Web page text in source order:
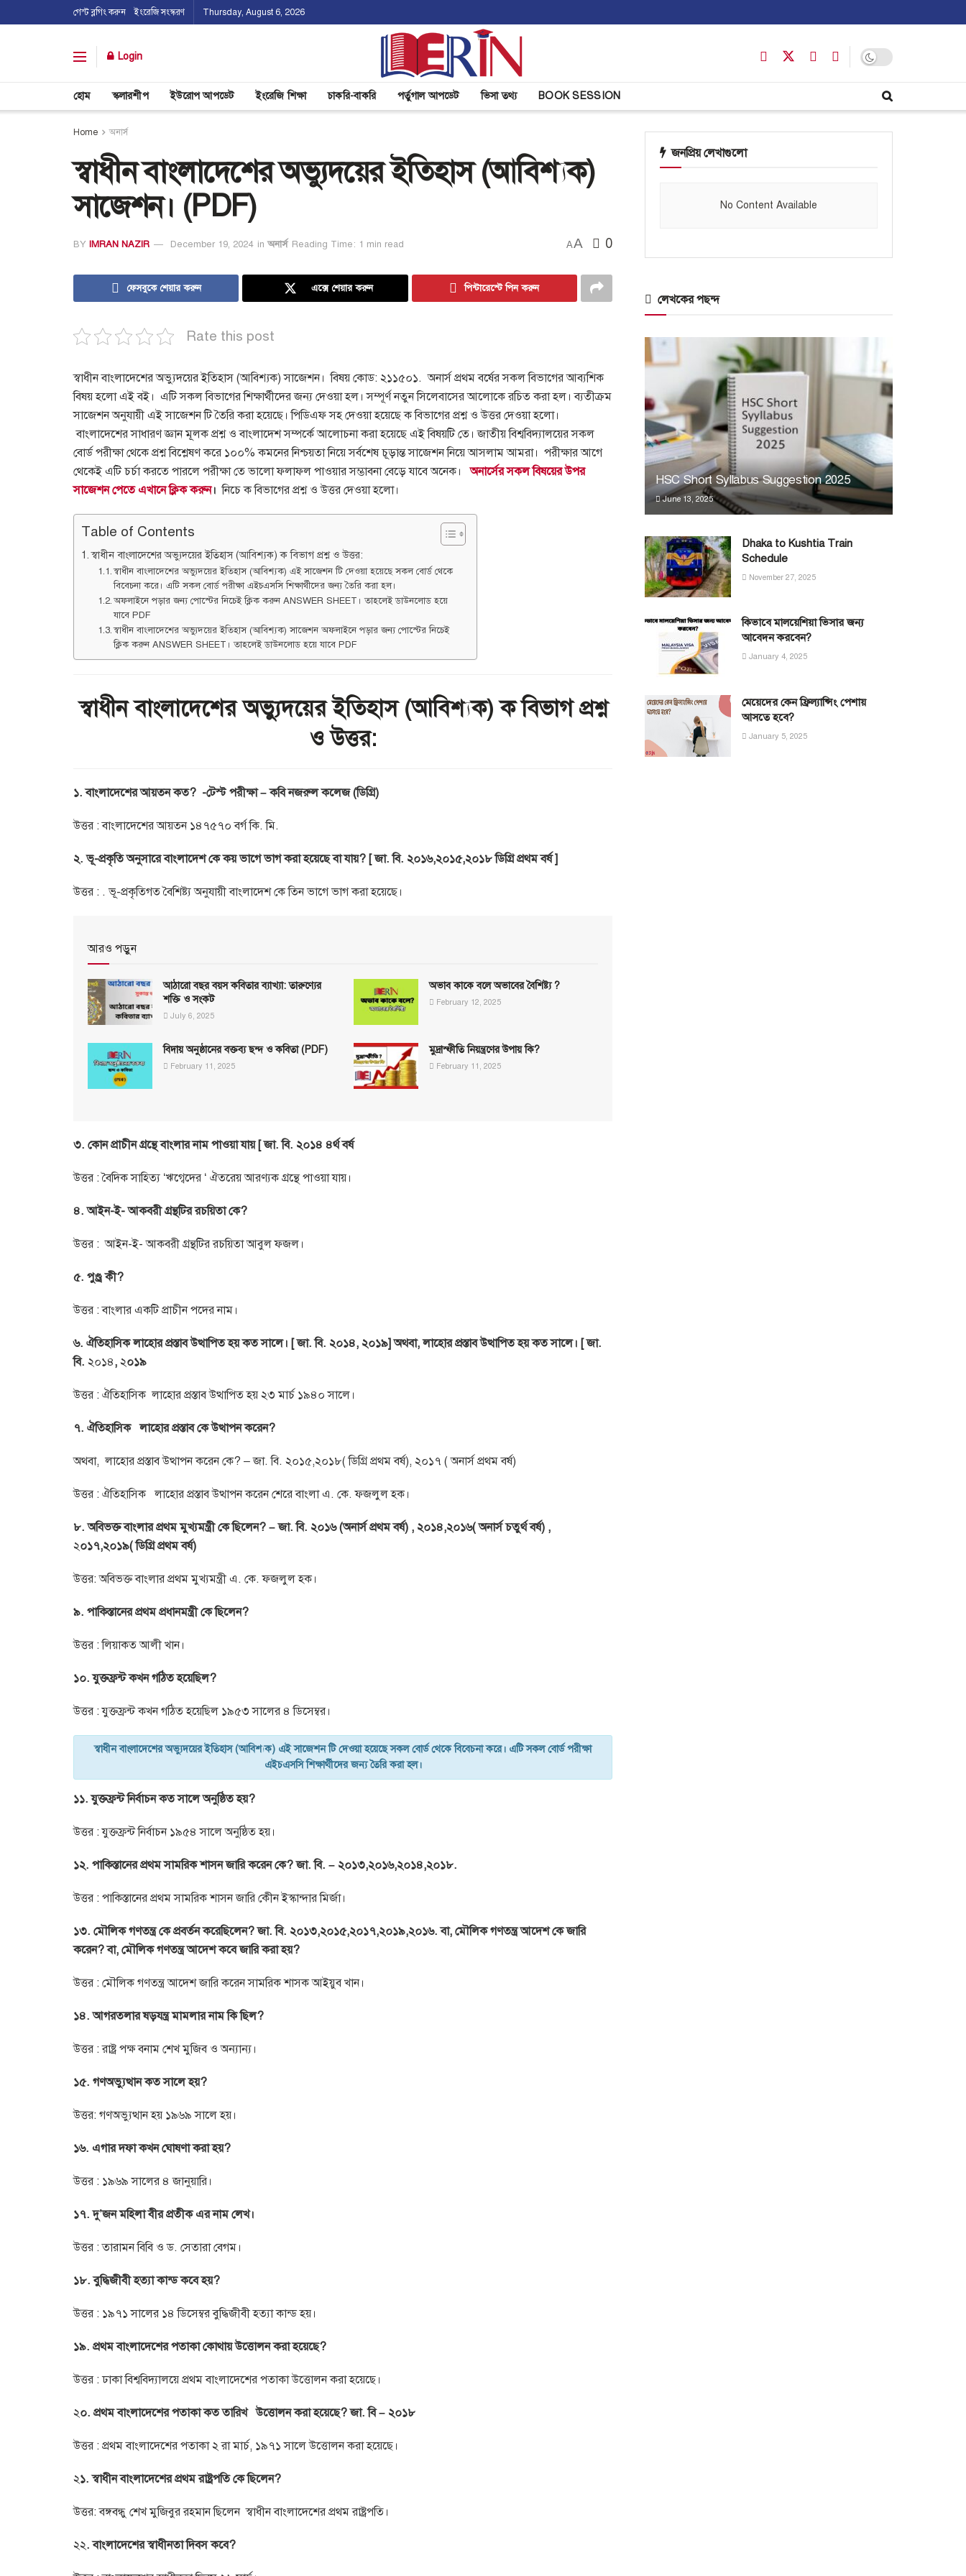
গেস্ট ব্লগিং করুন ইংরেজি সংস্করণ Thursday, August 6, 2026
Login
হোম স্কলারশীপ ইউরোপ আপডেট ইংরেজি শিক্ষা চাকরি-বাকরি পর্তুগাল আপডেট ভিসা তথ্য BOOK SESSION
Home অনার্স
স্বাধীন বাংলাদেশের অভ্যুদয়ের ইতিহাস (আবিশ্যক)
সাজেশন। (PDF)
BY IMRAN NAZIR December 19, 2024 in অনার্স Reading Time: 1 min read AA 0
ফেসবুকে শেয়ার করুন এক্সে শেয়ার করুন পিন্টারেস্টে পিন করুন
Rate this post
স্বাধীন বাংলাদেশের অভ্যুদয়ের ইতিহাস (আবিশ্যক) সাজেশন। বিষয় কোড: ২১১৫০১. অনার্স প্রথম বর্ষের সকল বিভাগের আব্যশিক
বিষয় হলো এই বই। এটি সকল বিভাগের শিক্ষার্থীদের জন্য দেওয়া হল। সম্পূর্ণ নতুন সিলেবাসের আলোকে রচিত করা হল। ব্যতীক্রম
সাজেশন অনুযায়ী এই সাজেশন টি তৈরি করা হয়েছে। পিডিএফ সহ দেওয়া হয়েছে ক বিভাগের প্রশ্ন ও উত্তর দেওয়া হলো।
বাংলাদেশের সাধারণ জ্ঞান মূলক প্রশ্ন ও বাংলাদেশ সম্পর্কে আলোচনা করা হয়েছে এই বিষয়টি তে। জাতীয় বিশ্ববিদ্যালয়ের সকল
বোর্ড পরীক্ষা থেকে প্রশ্ন বিশ্লেষণ করে ১০০% কমনের নিশ্চয়তা নিয়ে সর্বশেষ চূড়ান্ত সাজেশন নিয়ে আসলাম আমরা। পরীক্ষার আগে
থেকেই এটি চর্চা করতে পারলে পরীক্ষা তে ভালো ফলাফল পাওয়ার সম্ভাবনা বেড়ে যাবে অনেক।অনার্সের ‍সকল বিষয়ের উপর
সাজেশন পেতে এখানে ক্লিক করুন। নিচে ক বিভাগের প্রশ্ন ও উত্তর দেওয়া হলো।
Table of Contents
স্বাধীন বাংলাদেশের অভ্যুদয়ের ইতিহাস (আবিশ্যক) ক বিভাগ প্রশ্ন ও উত্তর:
স্বাধীন বাংলাদেশের অভ্যুদয়ের ইতিহাস (আবিশ্যক) এই সাজেশন টি দেওয়া হয়েছে সকল বোর্ড থেকে
বিবেচনা করে। এটি সকল বোর্ড পরীক্ষা এইচএসসি শিক্ষার্থীদের জন্য তৈরি করা হল।
অফলাইনে পড়ার জন্য পোস্টের নিচেই ক্লিক করুন ANSWER SHEET। তাহলেই ডাউনলোড হয়ে
যাবে PDF
স্বাধীন বাংলাদেশের অভ্যুদয়ের ইতিহাস (আবিশ্যক) সাজেশন অফলাইনে পড়ার জন্য পোস্টের নিচেই
ক্লিক করুন ANSWER SHEET। তাহলেই ডাউনলোড হয়ে যাবে PDF
স্বাধীন বাংলাদেশের অভ্যুদয়ের ইতিহাস (আবিশ্যক) ক বিভাগ প্রশ্ন
ও উত্তর:
১. বাংলাদেশের আয়তন কত? -টেস্ট পরীক্ষা – কবি নজরুল কলেজ (ডিগ্রি)
উত্তর : বাংলাদেশের আয়তন ১৪৭৫৭০ বর্গ কি. মি.
২. ভূ-প্রকৃতি অনুসারে বাংলাদেশ কে কয় ভাগে ভাগ করা হয়েছে বা যায়? [ জা. বি. ২০১৬,২০১৫,২০১৮ ডিগ্রি প্রথম বর্ষ ]
উত্তর : . ভূ-প্রকৃতিগত বৈশিষ্ট্য অনুযায়ী বাংলাদেশ কে তিন ভাগে ভাগ করা হয়েছে।
আরও পড়ুন
আঠারো বছর বয়স কবিতার ব্যাখ্যা: তারুণ্যের
শক্তি ও সংকট
July 6, 2025
অভাব কাকে বলে অভাবের বৈশিষ্ট্য ?
February 12, 2025
বিদায় অনুষ্ঠানের বক্তব্য ছন্দ ও কবিতা (PDF)
February 11, 2025
মুদ্রাস্ফীতি নিয়ন্ত্রণের উপায় কি?
February 11, 2025
৩. কোন প্রাচীন গ্রন্থে বাংলার নাম পাওয়া যায় [ জা. বি. ২০১৪ ৪র্থ বর্ষ
উত্তর : বৈদিক সাহিত্য ‘ঋগ্বেদের ‘ ঐতরেয় আরণ্যক গ্রন্থে পাওয়া যায়।
৪. আইন-ই- আকবরী গ্রন্থটির রচয়িতা কে?
উত্তর : আইন-ই- আকবরী গ্রন্থটির রচয়িতা আবুল ফজল।
৫. পুণ্ড্র কী?
উত্তর : বাংলার একটি প্রাচীন পদের নাম।
৬. ঐতিহাসিক লাহোর প্রস্তাব উত্থাপিত হয় কত সালে। [ জা. বি. ২০১৪, ২০১৯] অথবা, লাহোর প্রস্তাব উত্থাপিত হয় কত সালে। [ জা.
বি. ২০১৪, ২০১৯
উত্তর : ঐতিহাসিক লাহোর প্রস্তাব উত্থাপিত হয় ২৩ মার্চ ১৯৪০ সালে।
৭. ঐতিহাসিক লাহোর প্রস্তাব কে উত্থাপন করেন?
অথবা, লাহোর প্রস্তাব উত্থাপন করেন কে? – জা. বি. ২০১৫,২০১৮( ডিগ্রি প্রথম বর্ষ), ২০১৭ ( অনার্স প্রথম বর্ষ)
উত্তর : ঐতিহাসিক লাহোর প্রস্তাব উত্থাপন করেন শেরে বাংলা এ. কে. ফজলুল হক।
৮. অবিভক্ত বাংলার প্রথম মুখ্যমন্ত্রী কে ছিলেন? – জা. বি. ২০১৬ (অনার্স প্রথম বর্ষ) , ২০১৪,২০১৬( অনার্স চতুর্থ বর্ষ) ,
২০১৭,২০১৯( ডিগ্রি প্রথম বর্ষ)
উত্তর: অবিভক্ত বাংলার প্রথম মুখ্যমন্ত্রী এ. কে. ফজলুল হক।
৯. পাকিস্তানের প্রথম প্রধানমন্ত্রী কে ছিলেন?
উত্তর : লিয়াকত আলী খান।
১০. যুক্তফ্রন্ট কখন গঠিত হয়েছিল?
উত্তর : যুক্তফ্রন্ট কখন গঠিত হয়েছিল ১৯৫৩ সালের ৪ ডিসেম্বর।
স্বাধীন বাংলাদেশের অভ্যুদয়ের ইতিহাস (আবিশ্যক) এই সাজেশন টি দেওয়া হয়েছে সকল বোর্ড থেকে বিবেচনা করে। এটি সকল বোর্ড পরীক্ষা
এইচএসসি শিক্ষার্থীদের জন্য তৈরি করা হল।
১১. যুক্তফ্রন্ট নির্বাচন কত সালে অনুষ্ঠিত হয়?
উত্তর : যুক্তফ্রন্ট নির্বাচন ১৯৫৪ সালে অনুষ্ঠিত হয়।
১২. পাকিস্তানের প্রথম সামরিক শাসন জারি করেন কে? জা. বি. – ২০১৩,২০১৬,২০১৪,২০১৮.
উত্তর : পাকিস্তানের প্রথম সামরিক শাসন জারি কীেন ইস্কান্দার মির্জা।
১৩. মৌলিক গণতন্ত্র কে প্রবর্তন করেছিলেন? জা. বি. ২০১৩,২০১৫,২০১৭,২০১৯,২০১৬. বা, মৌলিক গণতন্ত্র আদেশ কে জারি
করেন? বা, মৌলিক গণতন্ত্র আদেশ কবে জারি করা হয়?
উত্তর : মৌলিক গণতন্ত্র আদেশ জারি করেন সামরিক শাসক আইয়ুব খান।
১৪. আগরতলার ষড়যন্ত্র মামলার নাম কি ছিল?
উত্তর : রাষ্ট্র পক্ষ বনাম শেখ মুজিব ও অন্যান্য।
১৫. গণঅভ্যুত্থান কত সালে হয়?
উত্তর: গণঅভ্যুত্থান হয় ১৯৬৯ সালে হয়।
১৬. এগার দফা কখন ঘোষণা করা হয়?
উত্তর : ১৯৬৯ সালের ৪ জানুয়ারি।
১৭. দু’জন মহিলা বীর প্রতীক এর নাম লেখ।
উত্তর : তারামন বিবি ও ড. সেতারা বেগম।
১৮. বুদ্ধিজীবী হত্যা কান্ড কবে হয়?
উত্তর : ১৯৭১ সালের ১৪ ডিসেম্বর বুদ্ধিজীবী হত্যা কান্ড হয়।
১৯. প্রথম বাংলাদেশের পতাকা কোথায় উত্তোলন করা হয়েছে?
উত্তর : ঢাকা বিশ্ববিদ্যালয়ে প্রথম বাংলাদেশের পতাকা উত্তোলন করা হয়েছে।
২০. প্রথম বাংলাদেশের পতাকা কত তারিখ উত্তোলন করা হয়েছে? জা. বি – ২০১৮
উত্তর : প্রথম বাংলাদেশের পতাকা ২ রা মার্চ, ১৯৭১ সালে উত্তোলন করা হয়েছে।
২১. স্বাধীন বাংলাদেশের প্রথম রাষ্ট্রপতি কে ছিলেন?
উত্তর: বঙ্গবন্ধু শেখ মুজিবুর রহমান ছিলেন স্বাধীন বাংলাদেশের প্রথম রাষ্ট্রপতি।
২২. বাংলাদেশের স্বাধীনতা দিবস কবে?
জনপ্রিয় লেখাগুলো
No Content Available
লেখকের পছন্দ
HSC Short Syllabus Suggestion 2025
June 13, 2025
Dhaka to Kushtia Train
Schedule
November 27, 2025
কিভাবে মালয়েশিয়া ভিসার জন্য
আবেদন করবেন?
January 4, 2025
মেয়েদের কেন ফ্রিল্যান্সিং পেশায়
আসতে হবে?
January 5, 2025